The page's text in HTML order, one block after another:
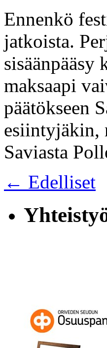
Ennenkö
jatkoista.
maksaapi
päätökseen
esiintyjäkin,
Saviasta
← Edelliset